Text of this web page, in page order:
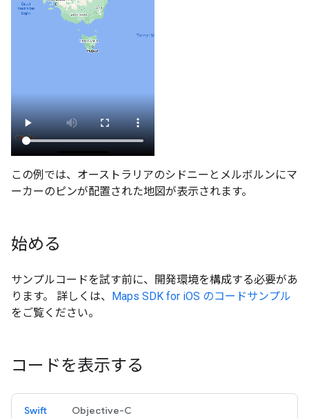
この例では、オーストラリアのシドニーとメルボルンにマ
ーカーのピンが配置された地図が表示されます。
始める
サンプルコードを試す前に、開発環境を構成する必要があ
ります。 詳しくは、
Maps SDK for iOS のコードサンプル
をご覧ください。
コードを表示する
Swift Objective-C